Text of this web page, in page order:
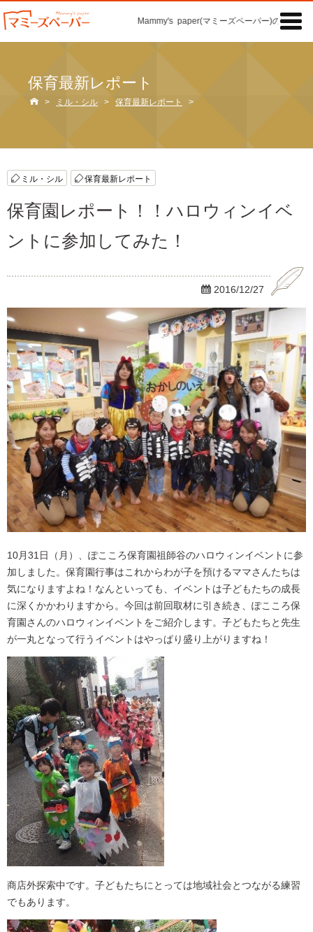
Mammy's paper(マミーズペーパー)の「記事」

保育最新レポート
 > ミル・シル > 保育最新レポート >
ミル・シル 保育最新レポート
保育園レポート！！ハロウィンイベ
ントに参加してみた！
 2016/12/27
10月31日（月）、ぽこころ保育園祖師谷のハロウィンイベントに参
加しました。保育園行事はこれからわが子を預けるママさんたちは
気になりますよね！なんといっても、イベントは子どもたちの成長
に深くかかわりますから。今回は前回取材に引き続き、ぽこころ保
育園さんのハロウィンイベントをご紹介します。子どもたちと先生
が一丸となって行うイベントはやっぱり盛り上がりますね！
商店外探索中です。子どもたちにとっては地域社会とつながる練習
でもあります。